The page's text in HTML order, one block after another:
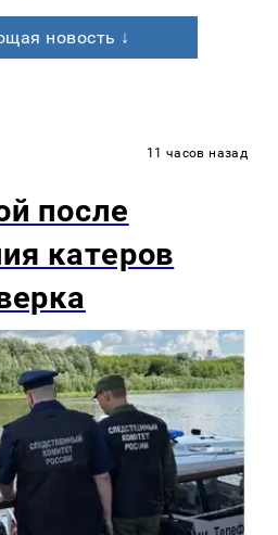
новость ↓
11 часов назад
после
катеров